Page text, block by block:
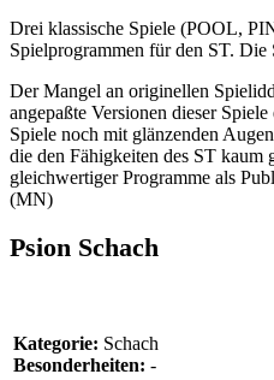
Drei klassische Spiele (POOL,
Spielprogrammen für den ST.
Der Mangel an originellen
angepaßte Versionen dieser
Spiele noch mit glänzenden
die den Fähigkeiten des ST kaum
gleichwertiger Programme als
(MN)
Psion Schach
Kategorie: Schach
Besonderheiten: -